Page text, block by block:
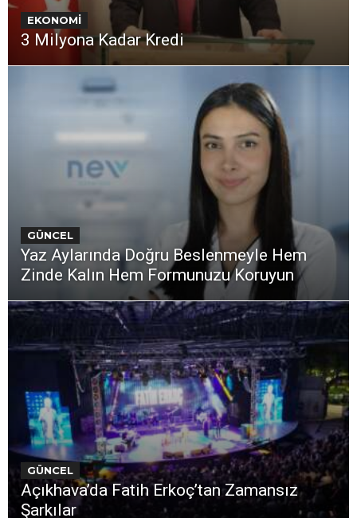
EKONOMİ
3 Milyona Kadar Kredi
GÜNCEL
Yaz Aylarında Doğru Beslenmeyle Hem
Zinde Kalın Hem Formunuzu Koruyun
GÜNCEL
Açıkhava’da Fatih Erkoç’tan Zamansız
Şarkılar